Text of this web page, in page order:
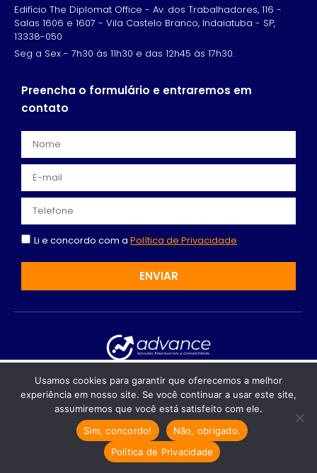
Edifício The Diplomat Office - Av. dos Trabalhadores, 116 -
Salas 1606 e 1607 - Vila Castelo Branco, Indaiatuba - SP,
13338-050
Seg a Sex - 7h30 às 11h30 e das 12h45 às 17h30.
Preencha o formulário e entraremos em
contato
Li e concordo com a Política de Privacidade
ENVIAR
Facebook Instagram
Youtube
Linkedin
Contabilidade em Indaiatuba - SP | Advanced
Serviços Contábeis LTDA - 10.757.349/0001-26 - Todos
os direitos reservados © 2024
Recomendado só para você
Abertura de Empresa: Estratégias
Eficazes para Dentistas
Descubra os passos essenciais para
abrir sua clínica odontológica em…
Usamos cookies para garantir que oferecemos a melhor
experiência em nosso site. Se você continuar a usar este site,
assumiremos que você está satisfeito com ele.
Sim, concordo!
Não, obrigado.
Política de Privacidade